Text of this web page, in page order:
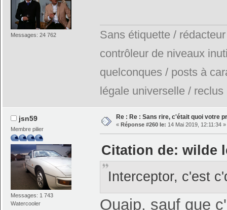
Messages: 24 762
Sans étiquette /
contrôleur de niveaux
quelconques / posts à
légale universelle / reclus
jsn59
Membre pilier
Messages: 1 743
Watercooler
Re : Re : Sans rire, c'était quoi votre
« Réponse #260 le: 14 Mai 2019, 12:11:34 »
Citation de: wilde
Interceptor, c'est
Ouaip, sauf que